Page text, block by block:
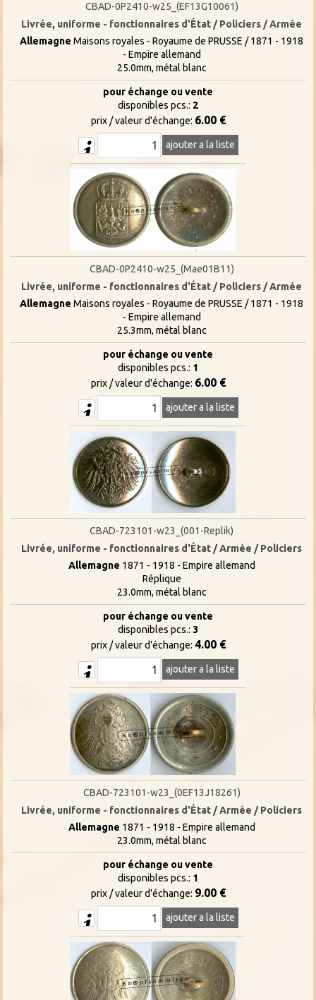
CBAD-0P2410-w25_(EF13G10061)
Livrée, uniforme - fonctionnaires d'État / Policiers / Armée
Allemagne Maisons royales - Royaume de PRUSSE / 1871 - 1918
- Empire allemand
25.0mm, métal blanc
pour échange ou vente
disponibles pcs.: 2
prix / valeur d'échange: 6.00 €
ajouter a la liste
CBAD-0P2410-w25_(Mae01B11)
Livrée, uniforme - fonctionnaires d'État / Policiers / Armée
Allemagne Maisons royales - Royaume de PRUSSE / 1871 - 1918
- Empire allemand
25.3mm, métal blanc
pour échange ou vente
disponibles pcs.: 1
prix / valeur d'échange: 6.00 €
ajouter a la liste
CBAD-723101-w23_(001-Replik)
Livrée, uniforme - fonctionnaires d'État / Armée / Policiers
Allemagne 1871 - 1918 - Empire allemand
Réplique
23.0mm, métal blanc
pour échange ou vente
disponibles pcs.: 3
prix / valeur d'échange: 4.00 €
ajouter a la liste
CBAD-723101-w23_(0EF13J18261)
Livrée, uniforme - fonctionnaires d'État / Armée / Policiers
Allemagne 1871 - 1918 - Empire allemand
23.0mm, métal blanc
pour échange ou vente
disponibles pcs.: 1
prix / valeur d'échange: 9.00 €
ajouter a la liste